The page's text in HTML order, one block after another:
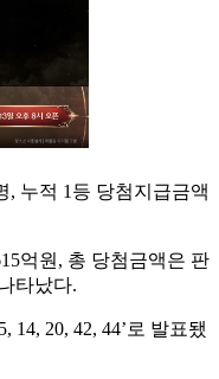
, 누적 1등 당첨지급금액
억원, 총 당첨금액은 판
타났다.
14, 20, 42, 44’로 발표됐